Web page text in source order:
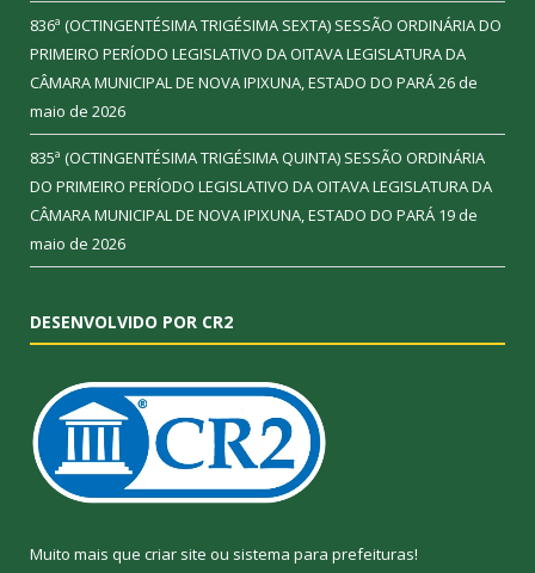
836ª (OCTINGENTÉSIMA TRIGÉSIMA SEXTA) SESSÃO ORDINÁRIA DO
PRIMEIRO PERÍODO LEGISLATIVO DA OITAVA LEGISLATURA DA
CÂMARA MUNICIPAL DE NOVA IPIXUNA, ESTADO DO PARÁ26 de
maio de 2026
835ª (OCTINGENTÉSIMA TRIGÉSIMA QUINTA) SESSÃO ORDINÁRIA
DO PRIMEIRO PERÍODO LEGISLATIVO DA OITAVA LEGISLATURA DA
CÂMARA MUNICIPAL DE NOVA IPIXUNA, ESTADO DO PARÁ 19 de
maio de 2026
DESENVOLVIDO POR CR2
Muito mais que criar site ou sistema para prefeituras!